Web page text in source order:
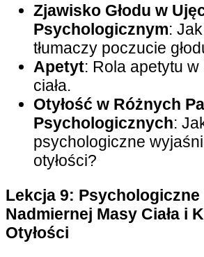
Zjawisko Głodu w
Psychologicznym:
tłumaczy poczucie
Apetyt: Rola apetytu
ciała.
Otyłość w Różnych
Psychologicznych:
psychologiczne
otyłości?
Lekcja 9:
Nadmiernej Masy Ciała i
Otyłości